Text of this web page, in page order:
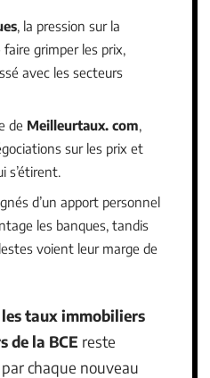
, la pression sur la
grimper les prix,
avec les secteurs
de Meilleurtaux. com,
sur les prix et
s’étirent.
d’un apport personnel
les banques, tandis
voient leur marge de
taux immobiliers
de la BCE reste
chaque nouveau